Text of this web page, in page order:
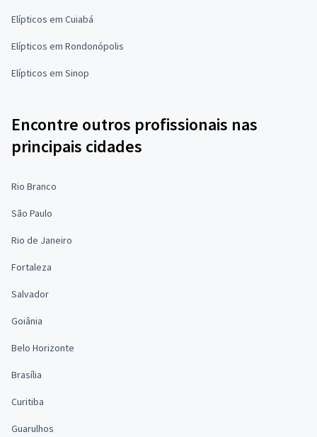
Elípticos em Cuiabá
Elípticos em Rondonópolis
Elípticos em Sinop
Encontre outros profissionais nas
principais cidades
Rio Branco
São Paulo
Rio de Janeiro
Fortaleza
Salvador
Goiânia
Belo Horizonte
Brasília
Curitiba
Guarulhos